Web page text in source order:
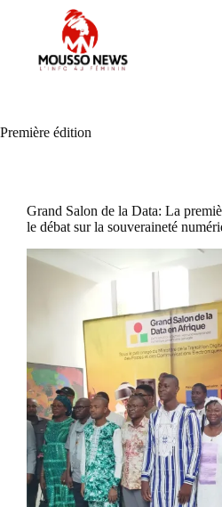
Première édition
Grand Salon de la Data: La
le débat sur la souveraineté